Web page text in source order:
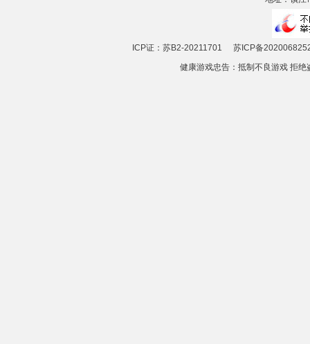
ICP证：苏B2-20211701
苏ICP备
健康游戏忠告：抵制不良游戏 拒